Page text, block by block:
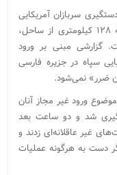
سربازان آمریکایی
در خلیج فارس، گفت: جزیره فارسی در فاصله ۱۲۸ کیلومتری از ساحل،
گزارشی مبنی بر ورود
سپاه در جزیره فارسی
ضرر» نمی‌شود.
موضوع ورود غیر مجاز آنان
شد و دو ساعت بعد
غیر عاقلانه‌ای زدند و
دست به هرگونه عملیات